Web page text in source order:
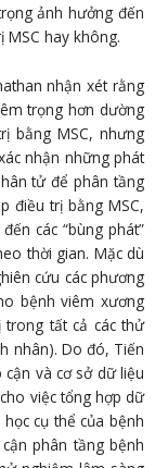
ảnh hưởng đến
MSC hay không.
nhận xét rằng
trọng hơn dường
bằng MSC, nhưng
nhận những phát
tử để phân tầng
điều trị bằng MSC,
các “bùng phát”
thời gian. Mặc dù
cứu các phương
bệnh viêm xương
tất cả các thử
nhân). Do đó, Tiến
và cơ sở dữ liệu
việc tổng hợp dữ
cụ thể của bệnh
phân tầng bệnh